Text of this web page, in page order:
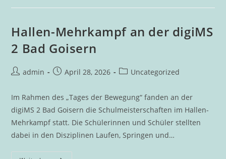
DigiMS
Goisern
Mit
Hallen-Mehrkampf an der digiMS
2 Bad Goisern
Beitrags-
admin
BeitragApril 28, 2026
Beitrags-
Uncategorized
Im Rahmen des „Tages der Bewegung“ fanden an der
digiMS 2 Bad Goisern die Schulmeisterschaften im Hallen-
Mehrkampf statt. Die Schülerinnen und Schüler stellten
dabei in den Disziplinen Laufen, Springen und…